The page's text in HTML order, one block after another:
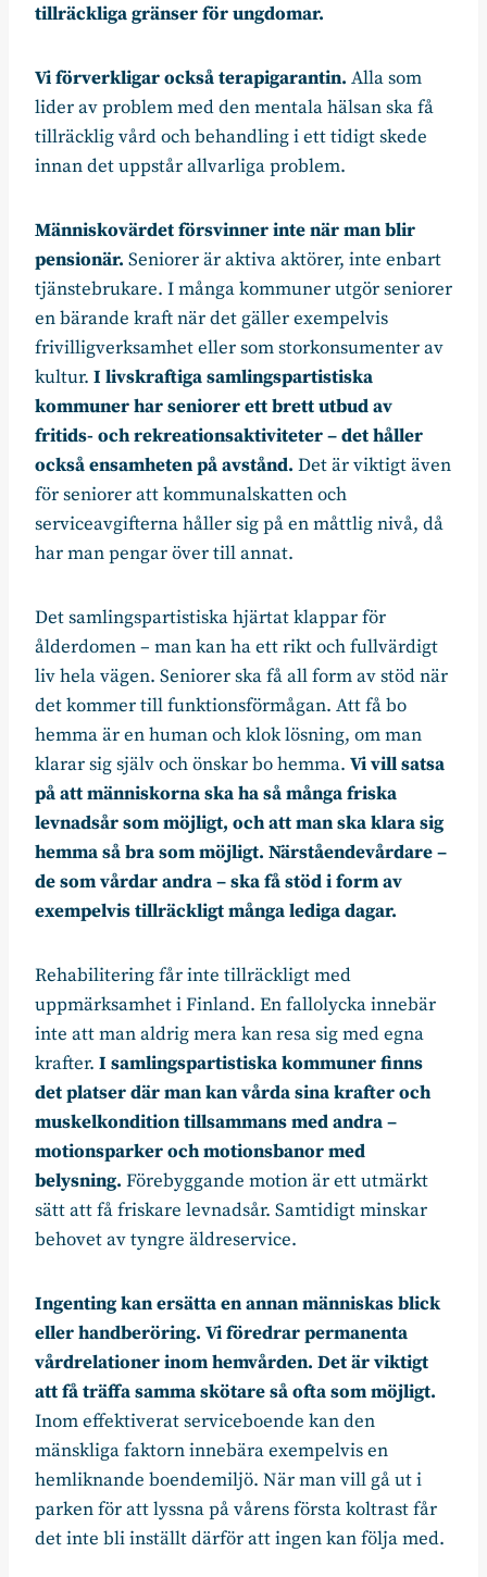
tillräckliga gränser för ungdomar.
Vi förverkligar också terapigarantin. Alla som
lider av problem med den mentala hälsan ska få
tillräcklig vård och behandling i ett tidigt skede
innan det uppstår allvarliga problem.
Människovärdet försvinner inte när man blir
pensionär. Seniorer är aktiva aktörer, inte enbart
tjänstebrukare. I många kommuner utgör seniorer
en bärande kraft när det gäller exempelvis
frivilligverksamhet eller som storkonsumenter av
kultur. I livskraftiga samlingspartistiska
kommuner har seniorer ett brett utbud av
fritids- och rekreationsaktiviteter – det håller
också ensamheten på avstånd. Det är viktigt även
för seniorer att kommunalskatten och
serviceavgifterna håller sig på en måttlig nivå, då
har man pengar över till annat.
Det samlingspartistiska hjärtat klappar för
ålderdomen – man kan ha ett rikt och fullvärdigt
liv hela vägen. Seniorer ska få all form av stöd när
det kommer till funktionsförmågan. Att få bo
hemma är en human och klok lösning, om man
klarar sig själv och önskar bo hemma. Vi vill satsa
på att människorna ska ha så många friska
levnadsår som möjligt, och att man ska klara sig
hemma så bra som möjligt. Närståendevårdare –
de som vårdar andra – ska få stöd i form av
exempelvis tillräckligt många lediga dagar.
Rehabilitering får inte tillräckligt med
uppmärksamhet i Finland. En fallolycka innebär
inte att man aldrig mera kan resa sig med egna
krafter. I samlingspartistiska kommuner finns
det platser där man kan vårda sina krafter och
muskelkondition tillsammans med andra –
motionsparker och motionsbanor med
belysning. Förebyggande motion är ett utmärkt
sätt att få friskare levnadsår. Samtidigt minskar
behovet av tyngre äldreservice.
Ingenting kan ersätta en annan människas blick
eller handberöring. Vi föredrar permanenta
vårdrelationer inom hemvården. Det är viktigt
att få träffa samma skötare så ofta som möjligt.
Inom effektiverat serviceboende kan den
mänskliga faktorn innebära exempelvis en
hemliknande boendemiljö. När man vill gå ut i
parken för att lyssna på vårens första koltrast får
det inte bli inställt därför att ingen kan följa med.